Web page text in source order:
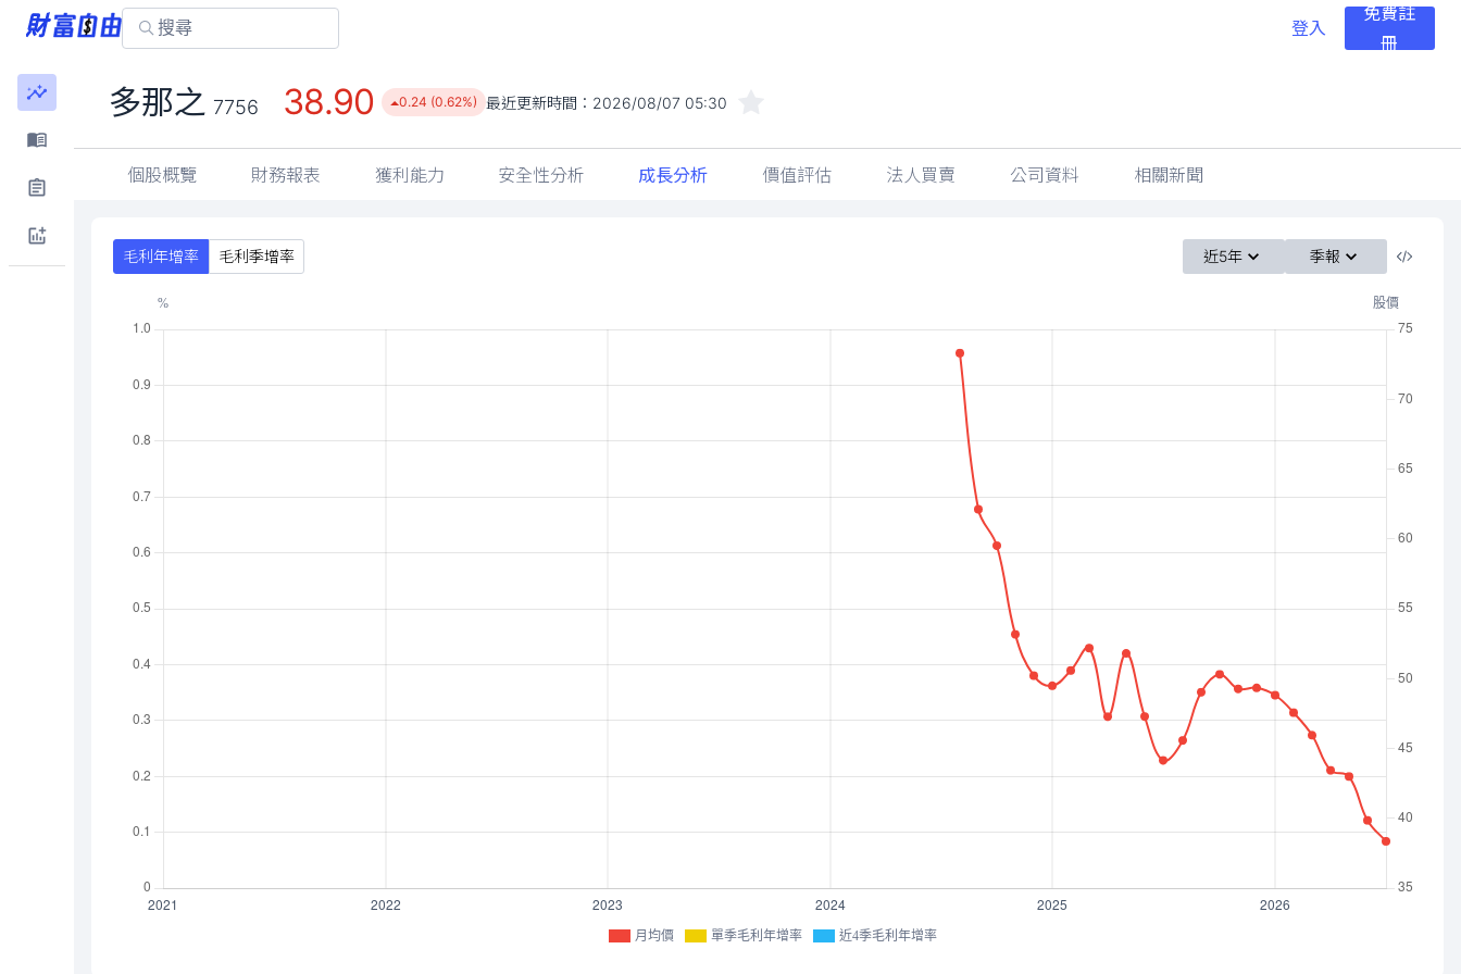
登入
免費註
冊
多那之 7756 38.90 0.24 (0.62%) 最近更新時間： 2026/08/07 05:30
個股概覽 財務報表 獲利能力 安全性分析 成長分析 價值評估 法人買賣 公司資料 相關新聞
毛利年增率 毛利季增率 近5年 季報
月均價 單季毛利年增率 近4季毛利年增率